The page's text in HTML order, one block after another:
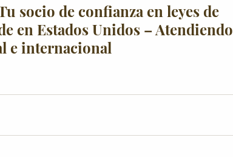
socio de confianza en leyes de
en Estados Unidos – Atendiendo
e internacional